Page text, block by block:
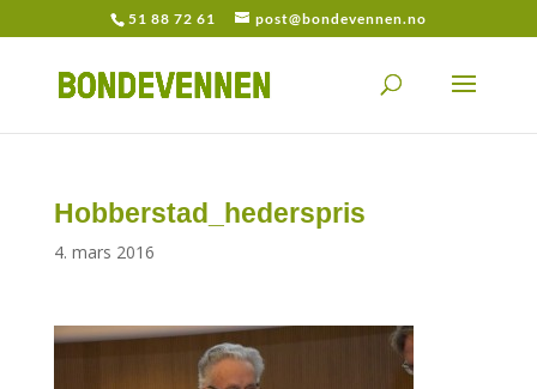
51 88 72 61 post@bondevennen.no
Hobberstad_hederspris
4. mars 2016